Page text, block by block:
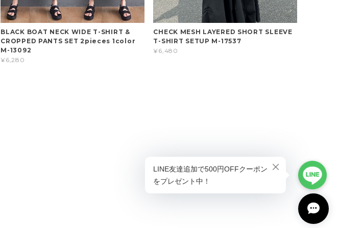
BLACK BOAT NECK WIDE T-SHIRT &
CROPPED PANTS SET 2pieces 1color
M-13092
¥6,280
CHECK MESH LAYERED SHORT SLEEVE
T-SHIRT SETUP M-17537
¥6,480